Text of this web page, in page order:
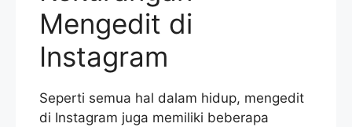
Mengedit di
Instagram
Seperti semua hal dalam hidup, mengedit
di Instagram juga memiliki beberapa